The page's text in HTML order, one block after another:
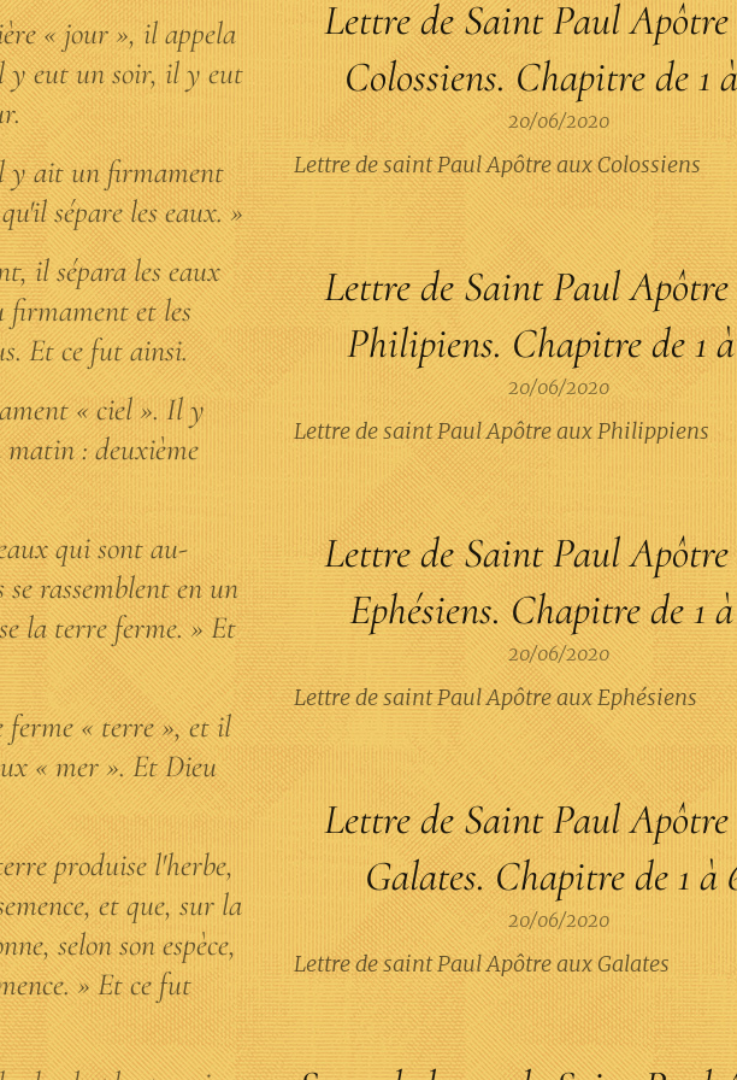
« jour », il appela
y eut un soir, il y eut
y ait un firmament
sépare les eaux. »
il sépara les eaux
firmament et les
Et ce fut ainsi.
« ciel ». Il y
: deuxième
qui sont au-
se rassemblent en un
la terre ferme. » Et
ferme « terre », et il
« mer ». Et Dieu
produise l'herbe,
et que, sur la
selon son espèce,
» Et ce fut
Lettre de Saint Paul
Colossiens. Chapitre de 1
20/06/2020
Lettre de saint Paul Apôtre aux Colossiens
Lettre de Saint Paul
Philipiens. Chapitre de 1
20/06/2020
Lettre de saint Paul Apôtre aux Philippiens
Lettre de Saint Paul
Ephésiens. Chapitre de 1
20/06/2020
Lettre de saint Paul Apôtre aux Ephésiens
Lettre de Saint Paul
Galates. Chapitre de 1 à
20/06/2020
Lettre de saint Paul Apôtre aux Galates